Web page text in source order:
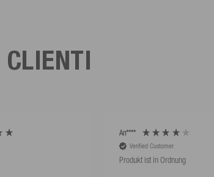
An****
Verified Customer
Produkt ist in Ordnung